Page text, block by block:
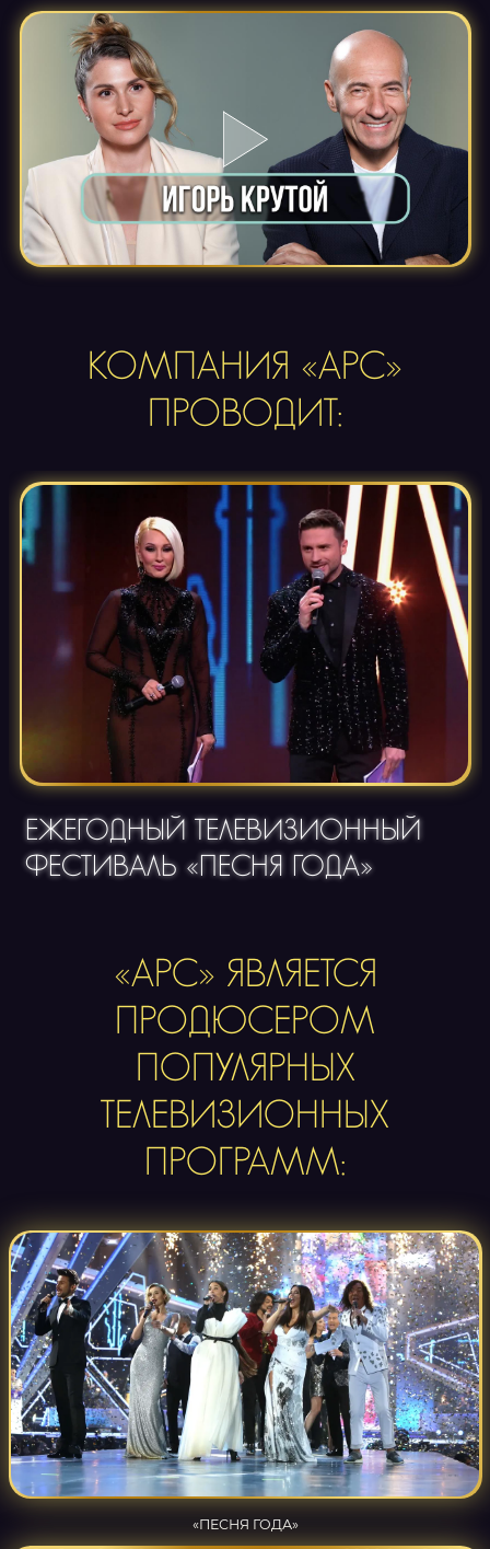
КОМПАНИЯ «АРС»
ПРОВОДИТ:
ЕЖЕГОДНЫЙ ТЕЛЕВИЗИОННЫЙ
ФЕСТИВАЛЬ «ПЕСНЯ ГОДА»
«АРС» ЯВЛЯЕТСЯ
ПРОДЮСЕРОМ
ПОПУЛЯРНЫХ
ТЕЛЕВИЗИОННЫХ
ПРОГРАММ:
«ПЕСНЯ ГОДА»